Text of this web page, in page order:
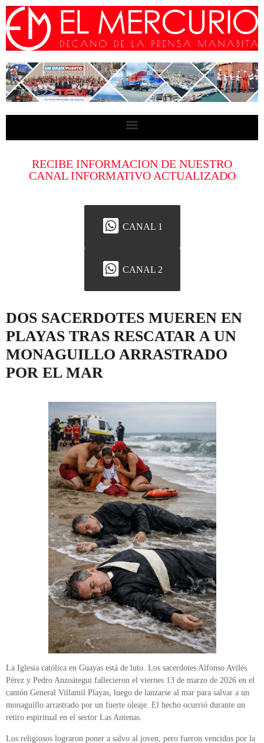
RECIBE INFORMACION DE NUESTRO
CANAL INFORMATIVO ACTUALIZADO
CANAL 1
CANAL 2
DOS SACERDOTES MUEREN EN
PLAYAS TRAS RESCATAR A UN
MONAGUILLO ARRASTRADO
POR EL MAR
La Iglesia católica en Guayas está de luto. Los sacerdotes Alfonso Avilés
Pérez y Pedro Anzoátegui fallecieron el viernes 13 de marzo de 2026 en el
cantón General Villamil Playas, luego de lanzarse al mar para salvar a un
monaguillo arrastrado por un fuerte oleaje. El hecho ocurrió durante un
retiro espiritual en el sector Las Antenas.
Los religiosos lograron poner a salvo al joven, pero fueron vencidos por la